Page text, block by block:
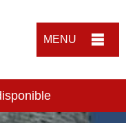
MENU